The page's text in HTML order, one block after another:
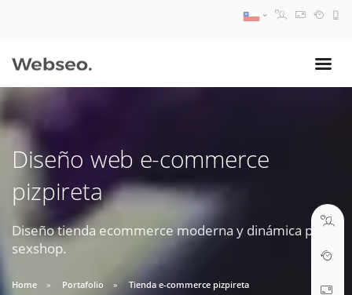
Diseño web e-commerce
pizpireta
Diseño tienda ecommerce moderna y dinámica para
sexshop.
Home Portafolio Tienda e-commerce pizpireta
09:30 AM A 18:30 PM
soporte@webseo.cl